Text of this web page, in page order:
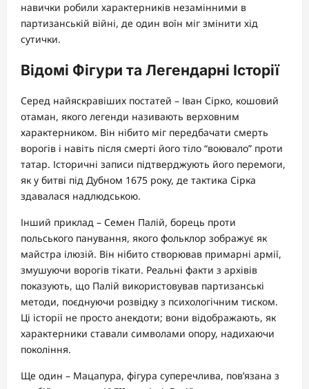
навички робили характерників незамінними в
партизанській війні, де один воїн міг змінити хід
сутички.
Відомі Фігури та Легендарні Історії
Серед найяскравіших постатей – Іван Сірко, кошовий
отаман, якого легенди називають верховним
характерником. Він нібито міг передбачати смерть
ворогів і навіть після смерті його тіло “воювало” проти
татар. Історичні записи підтверджують його перемоги,
як у битві під Дубном 1675 року, де тактика Сірка
здавалася надлюдською.
Інший приклад – Семен Палій, борець проти
польського панування, якого фольклор зображує як
майстра ілюзій. Він нібито створював примарні армії,
змушуючи ворогів тікати. Реальні факти з архівів
показують, що Палій використовував партизанські
методи, поєднуючи розвідку з психологічним тиском.
Ці історії не просто анекдоти; вони відображають, як
характерники ставали символами опору, надихаючи
покоління.
Ще один – Мацапура, фігура суперечлива, пов’язана з